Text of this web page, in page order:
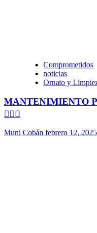
Comprometidos
noticias
Ornato y
MANTENIMIENTO
🏃🏻‍♀️
Muni Cobán febrero 12, 2025